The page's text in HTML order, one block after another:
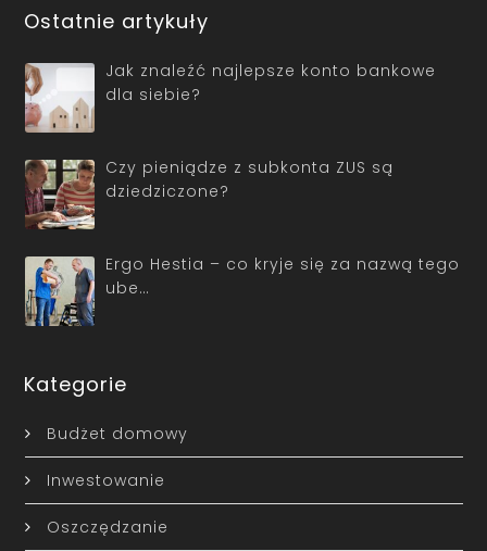
Ostatnie artykuły
Jak znaleźć najlepsze konto bankowe
dla siebie?
Czy pieniądze z subkonta ZUS są
dziedziczone?
Ergo Hestia – co kryje się za nazwą tego
ube…
Kategorie
Budżet domowy
Inwestowanie
Oszczędzanie